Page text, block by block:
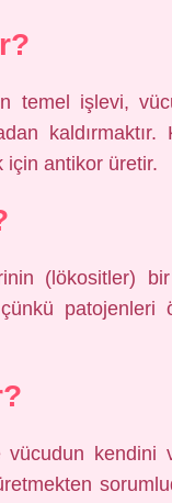
temel işlevi,
kaldırmaktır.
için antikor üretir.
(lökositler)
patojenleri
kendini